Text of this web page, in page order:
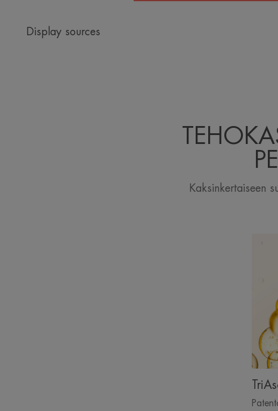
Display sources
Kaksinkertaiseen